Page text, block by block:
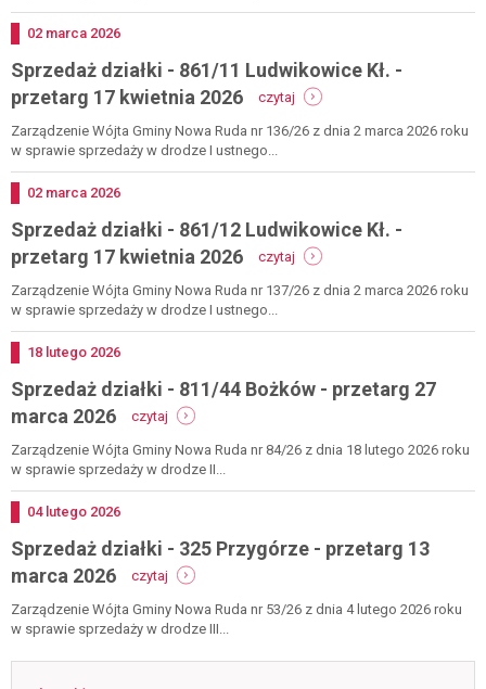
przetarg
kwietnia
2026
Dodano
02 marca 2026
Sprzedaż działki - 861/11 Ludwikowice Kł. -
przetarg 17 kwietnia 2026
czytaj
sprzedaż
działki
-
przetarg
17
kwietnia
Zarządzenie Wójta Gminy Nowa Ruda nr 136/26 z dnia 2 marca 2026 roku
w sprawie sprzedaży w drodze I ustnego...
Dodano
02 marca 2026
Sprzedaż działki - 861/12 Ludwikowice Kł. -
przetarg 17 kwietnia 2026
czytaj
sprzedaż
działki
-
przetarg
kwietnia
Zarządzenie Wójta Gminy Nowa Ruda nr 137/26 z dnia 2 marca 2026 roku
w sprawie sprzedaży w drodze I ustnego...
Dodano
18 lutego 2026
Sprzedaż działki - 811/44 Bożków - przetarg 27
marca 2026
czytaj
sprzedaż
działki
-
przetarg
27
marca
2026
Zarządzenie Wójta Gminy Nowa Ruda nr 84/26 z dnia 18 lutego 2026 roku
w sprawie sprzedaży w drodze II...
Dodano
04 lutego 2026
Sprzedaż działki - 325 Przygórze - przetarg 13
marca 2026
czytaj
sprzedaż
działki
-
przygórze
Zarządzenie Wójta Gminy Nowa Ruda nr 53/26 z dnia 4 lutego 2026 roku
w sprawie sprzedaży w drodze III...